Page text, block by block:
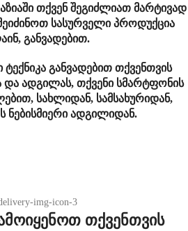
თქვენ შეგიძლიათ მარტივად
სასურველი პროდუქცია
განვადებით.
განვადებით თქვენთვის
ადგილას, თქვენი სმარტფონის
სახლიდან, სამსახურიდან,
ნებისმიერი ადგილიდან.
თქვენთვის